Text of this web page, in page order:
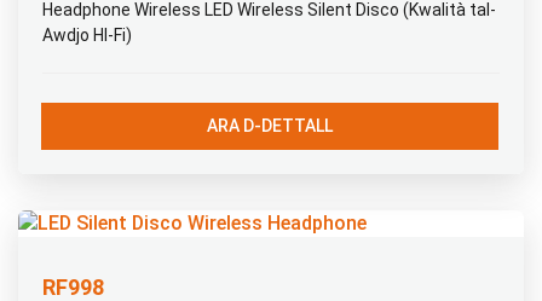
Headphone Wireless LED Wireless Silent Disco (Kwalità tal-
Awdjo HI-Fi)
ARA D-DETTALL
RF998